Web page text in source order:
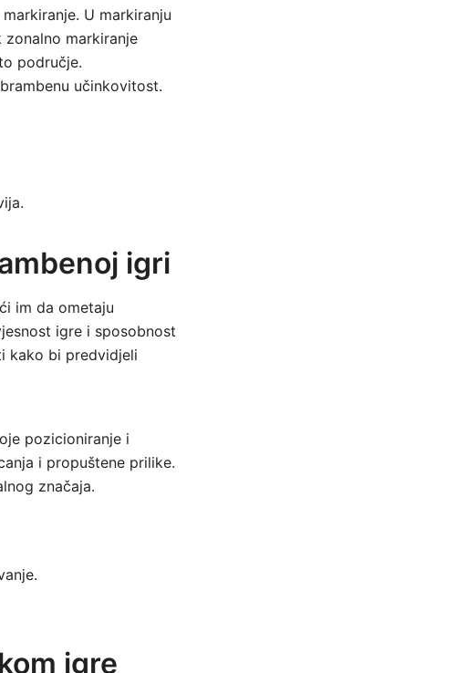
U markiranju
markiranje
područje.
učinkovitost.
igri
im da ometaju
igre i sposobnost
kako bi predvidjeli
pozicioniranje i
i propuštene prilike.
značaja.
igre